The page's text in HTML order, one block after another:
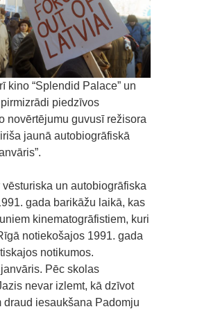
kino “Splendid Palace” un
piedzīvos
novērtējumu guvusī režisora
jaunā autobiogrāfiskā
vēsturiska un autobiogrāfiska
gada barikāžu laikā, kas
kinematogrāfistiem, kuri
notiekošajos 1991. gada
notikumos.
Pēc skolas
nevar izlemt, kā dzīvot
draud iesaukšana Padomju